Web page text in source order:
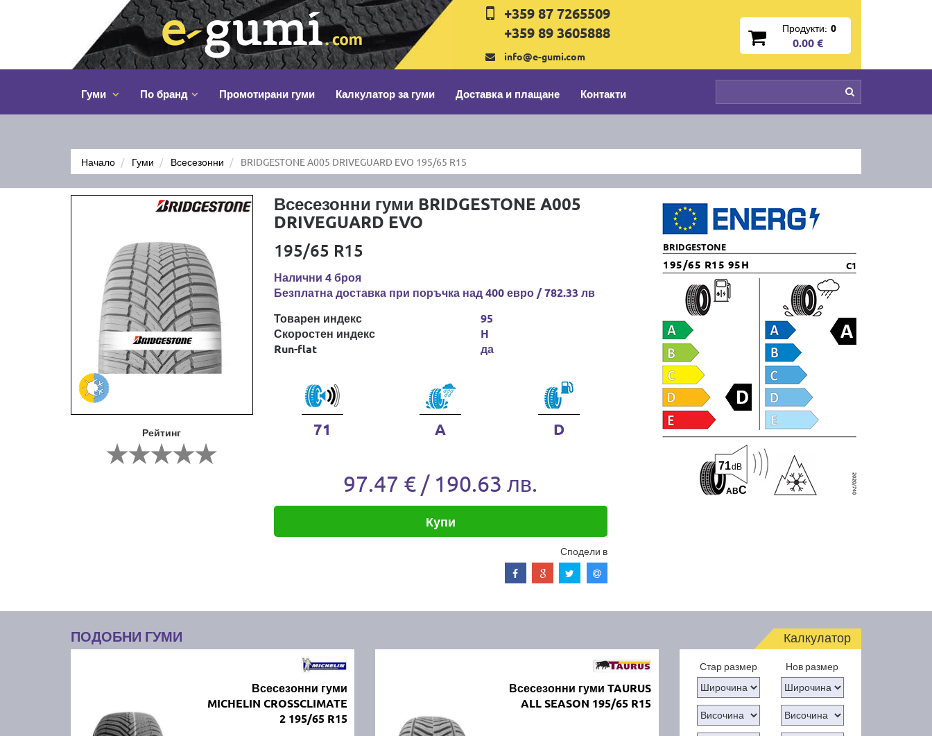
+359 87 7265509
+359 89 3605888
info@e-gumi.com
Продукти: 0
0.00 €
Гуми По бранд Промотирани гуми Калкулатор за гуми Доставка и плащане Контакти
Начало Гуми Всесезонни BRIDGESTONE A005 DRIVEGUARD EVO 195/65 R15
Рейтинг
Всесезонни гуми BRIDGESTONE A005
DRIVEGUARD EVO
195/65 R15
Налични 4 броя
Безплатна доставка при поръчка над 400 евро / 782.33 лв
Товарен индекс
Скоростен индекс
Run-flat
95
H
да
71 A D
97.47 € / 190.63 лв.
Купи
Сподели в
BRIDGESTONE
195/65 R15 95H C1
A BC
71dB
ПОДОБНИ ГУМИ
Всесезонни гуми
MICHELIN CROSSCLIMATE
2 195/65 R15
Всесезонни гуми TAURUS
ALL SEASON 195/65 R15
Калкулатор
Стар размер Нов размер